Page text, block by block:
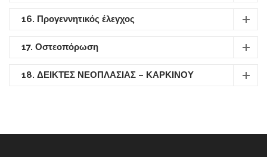
16. Προγεννητικός έλεγχος
17. Οστεοπόρωση
18. ΔΕΙΚΤΕΣ ΝΕΟΠΛΑΣΙΑΣ – ΚΑΡΚΙΝΟΥ